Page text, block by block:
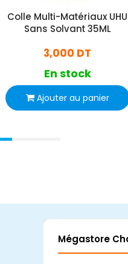
Colle Multi-Matériaux UHU
Sans Solvant 35ML
3,000 DT
En stock
Ajouter au panier
Mégastore